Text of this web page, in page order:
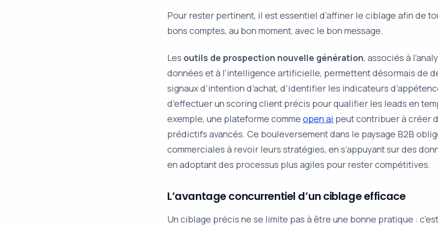
Pour rester pertinent, il est essentiel d’affiner le ciblage afin de
bons comptes, au bon moment, avec le bon message.
Les outils de prospection nouvelle génération, associés à
données et à l’intelligence artificielle, permettent désormais de
signaux d’intention d’achat, d’identifier les indicateurs
d’effectuer un scoring client précis pour qualifier les leads en
exemple, une plateforme commeopen ai peut contribuer à créer
prédictifs avancés. Ce bouleversement dans le paysage B2B
commerciales à revoir leurs stratégies, en s’appuyant sur des
en adoptant des processus plus agiles pour rester compétitives.
L’avantage concurrentiel d’un ciblage efficace
Un ciblage précis ne se limite pas à être une bonne pratique :